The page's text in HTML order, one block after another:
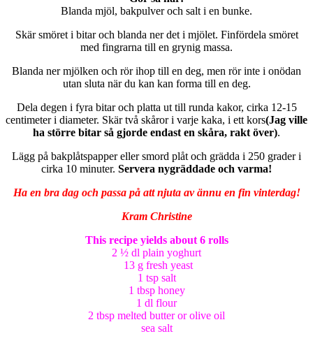
Blanda mjöl, bakpulver och salt i en bunke.
Skär smöret i bitar och blanda ner det i mjölet. Finfördela smöret
med fingrarna till en grynig massa.
Blanda ner mjölken och rör ihop till en deg, men rör inte i onödan
utan sluta när du kan kan forma till en deg.
Dela degen i fyra bitar och platta ut till runda kakor, cirka 12-15
centimeter i diameter. Skär två skåror i varje kaka, i ett kors(Jag ville
ha större bitar så gjorde endast en skåra, rakt över).
Lägg på bakplåtspapper eller smord plåt och grädda i 250 grader i
cirka 10 minuter. Servera nygräddade och varma!
Ha en bra dag och passa på att njuta av ännu en fin vinterdag!
Kram Christine
This recipe yields about 6 rolls
2 ½ dl plain yoghurt
13 g fresh yeast
1 tsp salt
1 tbsp honey
1 dl flour
2 tbsp melted butter or olive oil
sea salt